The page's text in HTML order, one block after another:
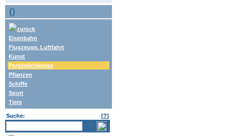
()
zurück
Eisenbahn
Flugzeuge, Luftfahrt
Kunst
Persönlichkeiten
Pflanzen
Schiffe
Sport
Tiere
Suche: [?]